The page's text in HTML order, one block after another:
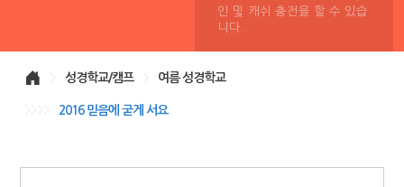
인 및 캐쉬 충전을 할 수 있습
니다.
성경학교/캠프 여름 성경학교
2016 믿음에 굳게 서요